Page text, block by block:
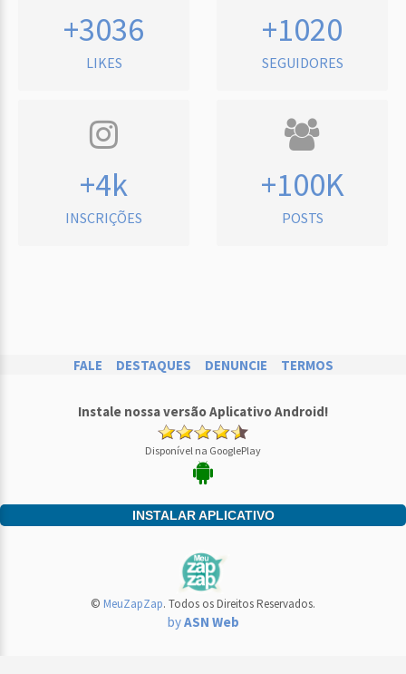
+3036
LIKES
+1020
SEGUIDORES
+4k
INSCRIÇÕES
+100K
POSTS
FALE DESTAQUES DENUNCIE TERMOS
Instale nossa versão Aplicativo Android!
Disponível na GooglePlay
INSTALAR APLICATIVO
© MeuZapZap. Todos os Direitos Reservados.
byASN Web